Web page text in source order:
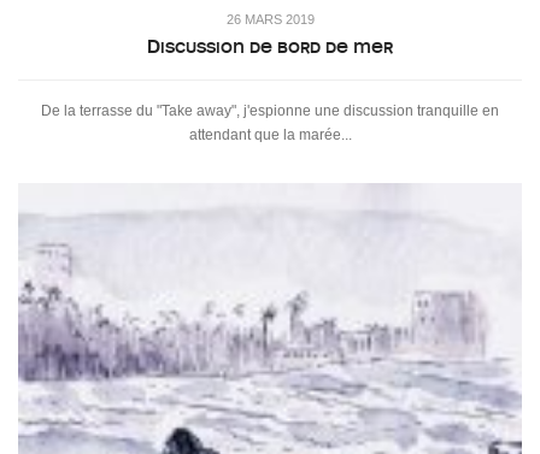
26 MARS 2019
Discussion de bord de mer
De la terrasse du "Take away", j'espionne une discussion tranquille en
attendant que la marée...